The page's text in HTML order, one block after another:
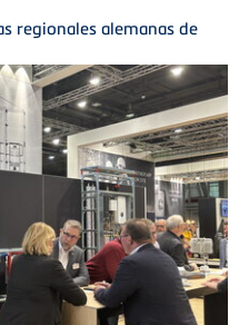
regionales alemanas de